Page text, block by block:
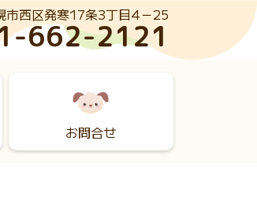
市西区発寒17条3丁目4－25
662-2121
お問合せ